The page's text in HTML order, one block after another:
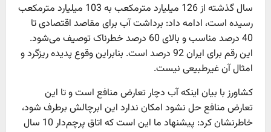
سال گذشته از 126 میلیارد مترمکعب به 103 میلیارد مترمکعب
رسیده است، ادامه داد: برداشت آب برای مقاصد اقتصادی تا
40 درصد مناسب و بالای 60 درصد خطرناک توصیف می‌شود.
این رقم برای ایران 92 درصد است. بنابراین وقوع پدیده ریزگرد و
امثال آن غیرطبیعی نیست.
کشاورز با بیان اینکه آب دچار تعارض منافع است و تا این
تعارض منافع حل نشود امکان ندارد این ابرچالش برطرف شود،
خاطرنشان کرد: پیشنهاد ما این است که اتاق پرچم‌دار 10 سال